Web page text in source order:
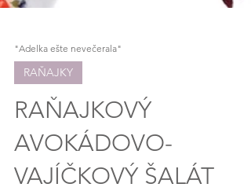
"Adelka ešte nevečerala"
RAŇAJKY
RAŇAJKOVÝ
AVOKÁDOVO-